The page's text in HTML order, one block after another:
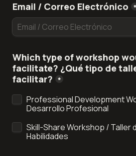
Email / Correo Electrónico *
Which type of workshop
facilitate? ¿Qué tipo de
facilitar? *
Professional Development
Desarrollo Profesional
Skill-Share Workshop / Taller
Habilidades